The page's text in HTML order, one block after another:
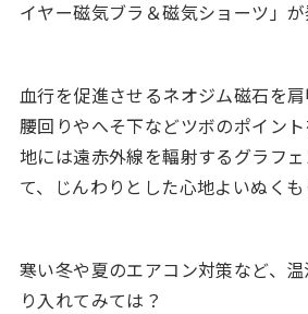
イヤー磁気ブラ＆磁気ショーツ」が
血行を促進させるネオジム磁石を肩
腰回りやへそ下などツボのポイン
地には遠赤外線を輻射するグラフ
て、じんわりとした心地よいぬくも
寒い冬や夏のエアコン対策など、
り入れてみては？